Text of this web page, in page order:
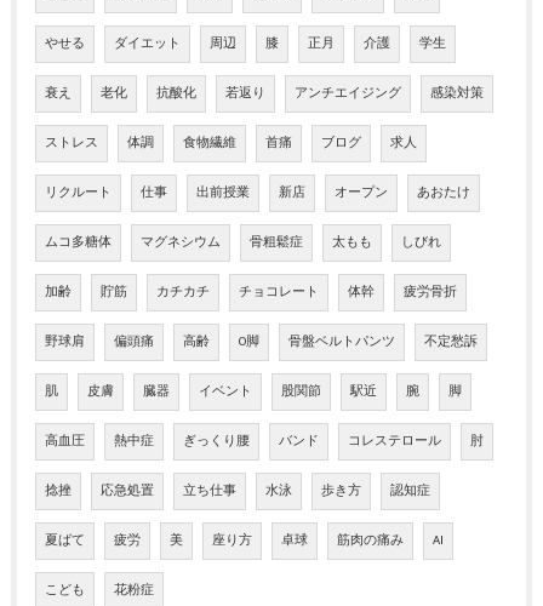
やせる ダイエット 周辺 膝 正月 介護 学生
衰え 老化 抗酸化 若返り アンチエイジング 感染対策
ストレス 体調 食物繊維 首痛 ブログ 求人
リクルート 仕事 出前授業 新店 オープン あおたけ
ムコ多糖体 マグネシウム 骨粗鬆症 太もも しびれ
加齢 貯筋 カチカチ チョコレート 体幹 疲労骨折
野球肩 偏頭痛 高齢 O脚 骨盤ベルトパンツ 不定愁訴
肌 皮膚 臓器 イベント 股関節 駅近 腕 脚
高血圧 熱中症 ぎっくり腰 バンド コレステロール 肘
捻挫 応急処置 立ち仕事 水泳 歩き方 認知症
夏ばて 疲労 美 座り方 卓球 筋肉の痛み AI
こども 花粉症